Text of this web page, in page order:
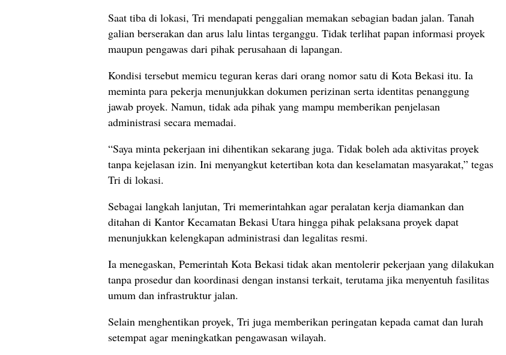
Saat tiba di lokasi, Tri mendapati penggalian memakan sebagian badan jalan. Tanah
galian berserakan dan arus lalu lintas terganggu. Tidak terlihat papan informasi proyek
maupun pengawas dari pihak perusahaan di lapangan.
Kondisi tersebut memicu teguran keras dari orang nomor satu di Kota Bekasi itu. Ia
meminta para pekerja menunjukkan dokumen perizinan serta identitas penanggung
jawab proyek. Namun, tidak ada pihak yang mampu memberikan penjelasan
administrasi secara memadai.
“Saya minta pekerjaan ini dihentikan sekarang juga. Tidak boleh ada aktivitas proyek
tanpa kejelasan izin. Ini menyangkut ketertiban kota dan keselamatan masyarakat,” tegas
Tri di lokasi.
Sebagai langkah lanjutan, Tri memerintahkan agar peralatan kerja diamankan dan
ditahan di Kantor Kecamatan Bekasi Utara hingga pihak pelaksana proyek dapat
menunjukkan kelengkapan administrasi dan legalitas resmi.
Ia menegaskan, Pemerintah Kota Bekasi tidak akan mentolerir pekerjaan yang dilakukan
tanpa prosedur dan koordinasi dengan instansi terkait, terutama jika menyentuh fasilitas
umum dan infrastruktur jalan.
Selain menghentikan proyek, Tri juga memberikan peringatan kepada camat dan lurah
setempat agar meningkatkan pengawasan wilayah.